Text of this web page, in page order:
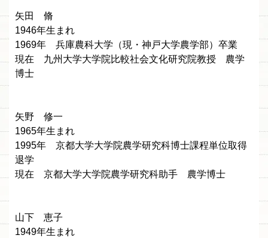
矢田 脩
1946年生まれ
1969年 兵庫農科大学（現・神戸大学農学部）卒業
現在 九州大学大学院比較社会文化研究院教授 農学
博士
矢野 修一
1965年生まれ
1995年 京都大学大学院農学研究科博士課程単位取得
退学
現在 京都大学大学院農学研究科助手 農学博士
山下 恵子
1949年生まれ